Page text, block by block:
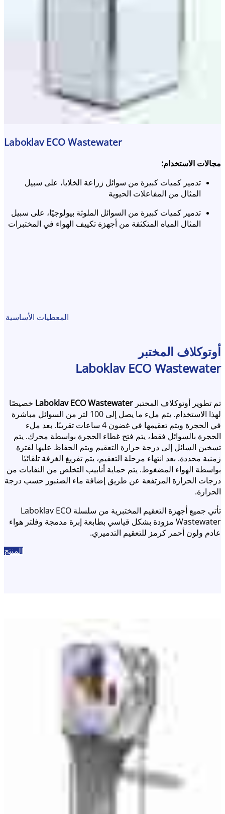
Laboklav ECO Wastewater
مجالات الاستخدام:
تدمير كميات كبيرة من سوائل زراعة الخلايا، على سبيل
المثال من المفاعلات الحيوية
تدمير كميات كبيرة من السوائل الملوثة بيولوجيًا، على سبيل
المثال المياه المتكثفة من أجهزة تكييف الهواء في المختبرات
المعطيات الأساسية
أوتوكلاف المختبر
Laboklav ECO Wastewater
تم تطوير أوتوكلاف المختبر Laboklav ECO Wastewater خصيصًا
لهذا الاستخدام. يتم ملء ما يصل إلى 100 لتر من السوائل مباشرة
في الحجرة ويتم تعقيمها في غضون 4 ساعات تقريبًا. بعد ملء
الحجرة بالسوائل فقط، يتم فتح غطاء الحجرة بواسطة محرك. يتم
تسخين السائل إلى درجة حرارة التعقيم ويتم الحفاظ عليها لفترة
زمنية محددة. بعد انتهاء مرحلة التعقيم، يتم تفريغ الغرفة تلقائيًا
بواسطة الهواء المضغوط. يتم حماية أنابيب التخلص من النفايات من
درجات الحرارة المرتفعة عن طريق إضافة ماء الصنبور حسب درجة
الحرارة.
تأتي جميع أجهزة التعقيم المختبرية من سلسلة Laboklav ECO
Wastewater مزودة بشكل قياسي بطابعة إبرة مدمجة وفلتر هواء
عادم ولون أحمر كرمز للتعقيم التدميري.
المنتج